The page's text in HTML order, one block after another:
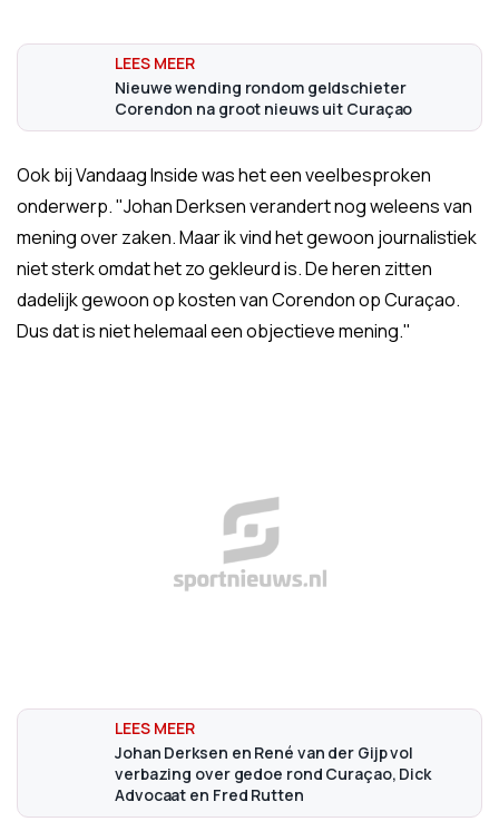
Nieuwe wending rondom geldschieter
Corendon na groot nieuws uit Curaçao
Ook bij Vandaag Inside was het een veelbesproken
onderwerp. "Johan Derksen verandert nog weleens van
mening over zaken. Maar ik vind het gewoon journalistiek
niet sterk omdat het zo gekleurd is. De heren zitten
dadelijk gewoon op kosten van Corendon op Curaçao.
Dus dat is niet helemaal een objectieve mening."
Johan Derksen en René van der Gijp vol
verbazing over gedoe rond Curaçao, Dick
Advocaat en Fred Rutten